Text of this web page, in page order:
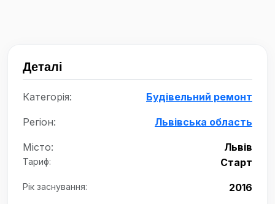
Деталі
Категорія: Будівельний ремонт
Регіон: Львівська область
Місто: Львів
Тариф: Старт
Рік заснування: 2016